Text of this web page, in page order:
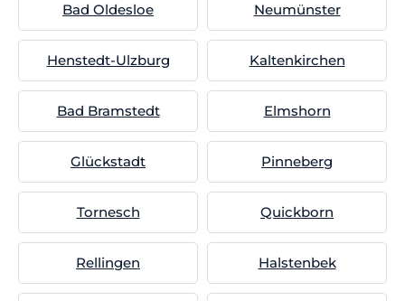
Bad Oldesloe Neumünster
Henstedt-Ulzburg Kaltenkirchen
Bad Bramstedt Elmshorn
Glückstadt Pinneberg
Tornesch Quickborn
Rellingen Halstenbek